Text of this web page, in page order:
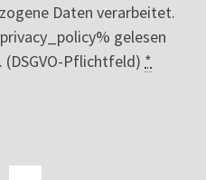
Daten verarbeitet.
gelesen
(DSGVO-Pflichtfeld) *